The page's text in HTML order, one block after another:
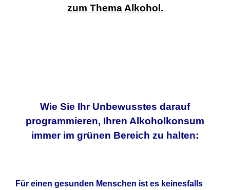
zum Thema Alkohol.
Wie Sie Ihr Unbewusstes darauf
programmieren, Ihren Alkoholkonsum
immer im grünen Bereich zu halten:
Für einen gesunden Menschen ist es keinesfalls